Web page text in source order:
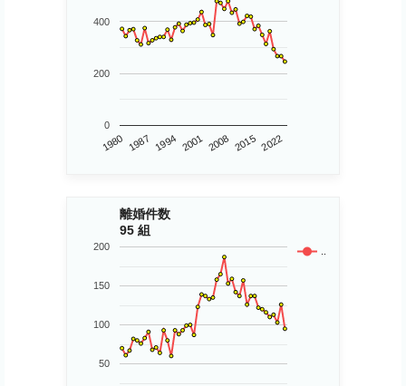
1980 1987 1994 2001 2008 2015 2022
0
200
400
離婚件数
95 組
..
50
100
150
200